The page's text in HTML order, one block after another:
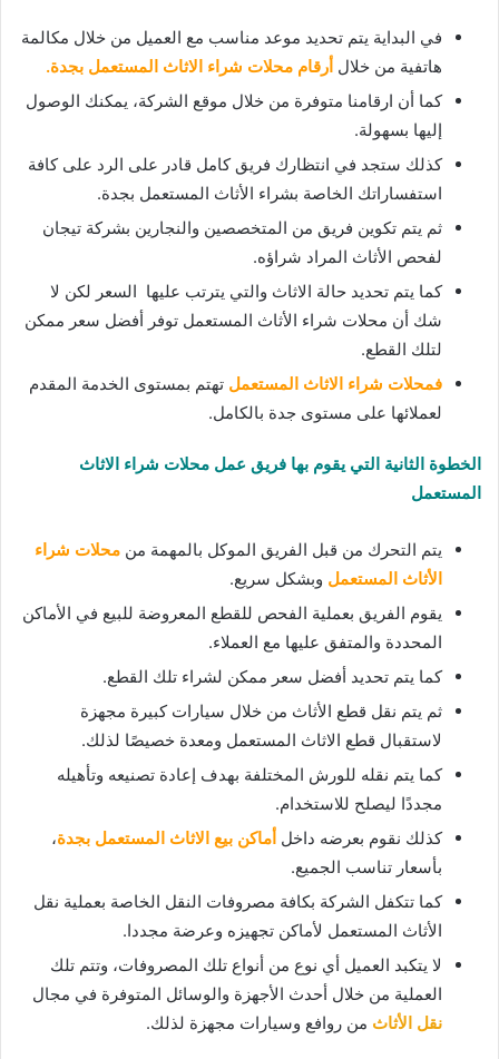
في البداية يتم تحديد موعد مناسب مع العميل من خلال مكالمة
هاتفية من خلال أرقام محلات شراء الاثاث المستعمل بجدة.
كما أن ارقامنا متوفرة من خلال موقع الشركة، يمكنك الوصول
إليها بسهولة.
كذلك ستجد في انتظارك فريق كامل قادر على الرد على كافة
استفساراتك الخاصة بشراء الأثاث المستعمل بجدة.
ثم يتم تكوين فريق من المتخصصين والنجارين بشركة تيجان
لفحص الأثاث المراد شراؤه.
كما يتم تحديد حالة الاثاث والتي يترتب عليها السعر لكن لا
شك أن محلات شراء الأثاث المستعمل توفر أفضل سعر ممكن
لتلك القطع.
فمحلات شراء الاثاث المستعمل تهتم بمستوى الخدمة المقدم
لعملائها على مستوى جدة بالكامل.
الخطوة الثانية التي يقوم بها فريق عمل محلات شراء الاثاث
المستعمل
يتم التحرك من قبل الفريق الموكل بالمهمة من محلات شراء
الأثاث المستعمل وبشكل سريع.
يقوم الفريق بعملية الفحص للقطع المعروضة للبيع في الأماكن
المحددة والمتفق عليها مع العملاء.
كما يتم تحديد أفضل سعر ممكن لشراء تلك القطع.
ثم يتم نقل قطع الأثاث من خلال سيارات كبيرة مجهزة
لاستقبال قطع الاثاث المستعمل ومعدة خصيصًا لذلك.
كما يتم نقله للورش المختلفة بهدف إعادة تصنيعه وتأهيله
مجددًا ليصلح للاستخدام.
كذلك نقوم بعرضه داخل أماكن بيع الاثاث المستعمل بجدة،
بأسعار تناسب الجميع.
كما تتكفل الشركة بكافة مصروفات النقل الخاصة بعملية نقل
الأثاث المستعمل لأماكن تجهيزه وعرضة مجددا.
لا يتكبد العميل أي نوع من أنواع تلك المصروفات، وتتم تلك
العملية من خلال أحدث الأجهزة والوسائل المتوفرة في مجال
نقل الأثاث من روافع وسيارات مجهزة لذلك.